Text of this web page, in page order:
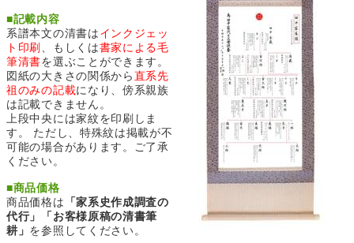
■記載内容
系譜本文の清書はインクジェッ
ト印刷
、もしくは書家による毛
筆清書を選ぶことができます。
図紙の大きさの関係から直系先
祖のみの記載になり、傍系親族
は記載できません。
上段中央には家紋を印刷しま
す。 ただし、特殊紋は掲載が不
可能の場合があります。ご了承
ください。
■商品価格
商品価格は 「家系史作成調査の
代行」「お客様原稿の清書筆
耕」 を参照してください。